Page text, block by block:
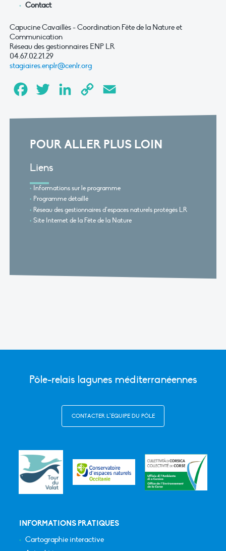
Contact
Capucine Cavaillès - Coordination Fête de la Nature et
Communication
Réseau des gestionnaires ENP LR
04.67.02.21.29
stagiaires.enplr@cenlr.org
FacebookTwitter LinkedInCopy
POUR ALLER PLUS LOIN
Liens
Informations sur le programme
Programme détaillé
Réseau des gestionnaires d’espaces naturels protégés LR
Site Internet de la Fête de la Nature
Pôle-relais lagunes méditerranéennes
CONTACTER L’ÉQUIPE DU PÔLE
INFORMATIONS PRATIQUES
Cartographie interactive